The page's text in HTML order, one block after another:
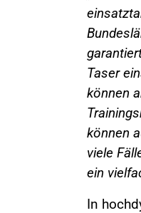
Taser
können
können
viele
ein
In